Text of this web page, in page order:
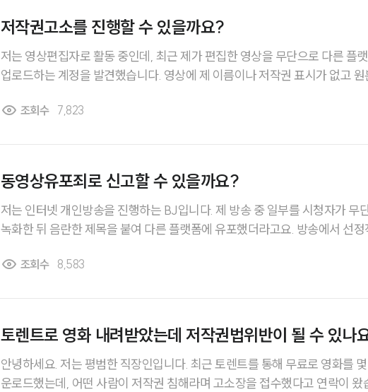
대
저작권고소를 진행할 수 있을까요?
저는 영상편집자로 활동 중인데, 최근 제가 편집한 영상을 무단으로 다른 플
업로드하는 계정을 발견했습니다. 영상에 제 이름이나 저작권 표시가 없고 원
거가 필요한지 알고 싶습니다.
조회수 7,823
동영상유포죄로 신고할 수 있을까요?
저는 인터넷 개인방송을 진행하는 BJ입니다. 제 방송 중 일부를 시청자가 무
녹화한 뒤 음란한 제목을 붙여 다른 플랫폼에 유포했더라고요. 방송에서 선정
도 보입니다. 혹시 이런 경우 동영상유포죄로 신고할 수 있을까요?
조회수 8,583
토렌트로 영화 내려받았는데 저작권법위반이 될 수 있나
안녕하세요. 저는 평범한 직장인입니다. 최근 토렌트를 통해 무료로 영화를
운로드했는데, 어떤 사람이 저작권 침해라며 고소장을 접수했다고 연락이 왔